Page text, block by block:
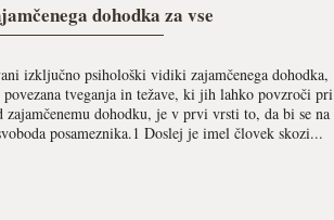
dohodka za vse
izključno psihološki vidiki zajamčenega dohodka,
tveganja in težave, ki jih lahko povzroči pri
dohodku, je v prvi vrsti to, da bi se na
posameznika.1 Doslej je imel človek skozi...